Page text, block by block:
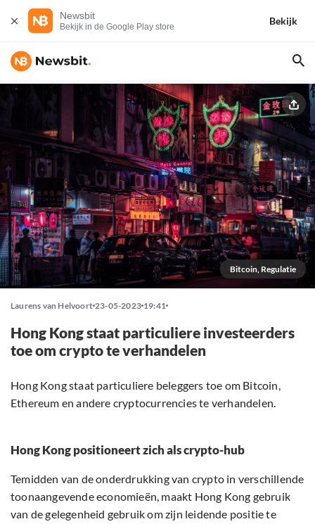
Newsbit
Bekijk in de Google Play store
Bekijk
Bitcoin, Regulatie
Laurens van Helvoort 23-05-2023 19:41
Hong Kong staat particuliere investeerders
toe om crypto te verhandelen
Hong Kong staat particuliere beleggers toe om Bitcoin,
Ethereum en andere cryptocurrencies te verhandelen.
Hong Kong positioneert zich als crypto-hub
Temidden van de onderdrukking van crypto in verschillende
toonaangevende economieën, maakt Hong Kong gebruik
van de gelegenheid gebruik om zijn leidende positie te